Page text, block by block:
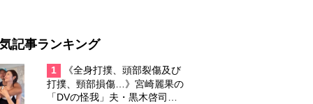
記事ランキング
1
《全身打撲、頭部裂傷及び
打撲、頸部損傷…》宮崎麗果の
「DVの怪我」夫・黒木啓司の